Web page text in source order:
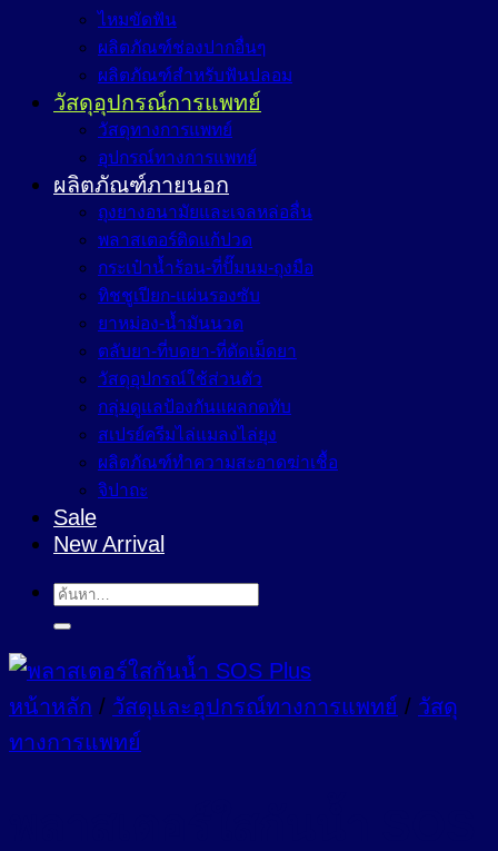
ไหมขัดฟัน
ผลิตภัณฑ์ช่องปากอื่นๆ
ผลิตภัณฑ์สำหรับฟันปลอม
วัสดุอุปกรณ์การแพทย์
วัสดุทางการแพทย์
อุปกรณ์ทางการแพทย์
ผลิตภัณฑ์ภายนอก
ถุงยางอนามัยและเจลหล่อลื่น
พลาสเตอร์ติดแก้ปวด
กระเป๋าน้ำร้อน-ที่ปั๊มนม-ถุงมือ
ทิชชูเปียก-แผ่นรองซับ
ยาหม่อง-น้ำมันนวด
ตลับยา-ที่บดยา-ที่ตัดเม็ดยา
วัสดุอุปกรณ์ใช้ส่วนตัว
กลุ่มดูแลป้องกันแผลกดทับ
สเปรย์ครีมไล่แมลงไล่ยุง
ผลิตภัณฑ์ทำความสะอาดฆ่าเชื้อ
จิปาถะ
Sale
New Arrival
ค้นหา:
หน้าหลัก / วัสดุและอุปกรณ์ทางการแพทย์ / วัสดุ
ทางการแพทย์